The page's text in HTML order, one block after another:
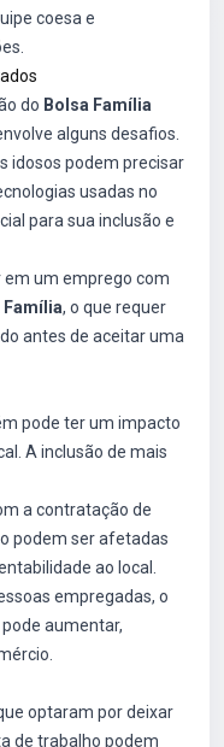
coesa e
do Bolsa Família
alguns desafios.
idosos podem precisar
usadas no
para sua inclusão e
em um emprego com
Família, o que requer
antes de aceitar uma
pode ter um impacto
A inclusão de mais
a contratação de
podem ser afetadas
ao local.
empregadas, o
aumentar,
optaram por deixar
de trabalho podem